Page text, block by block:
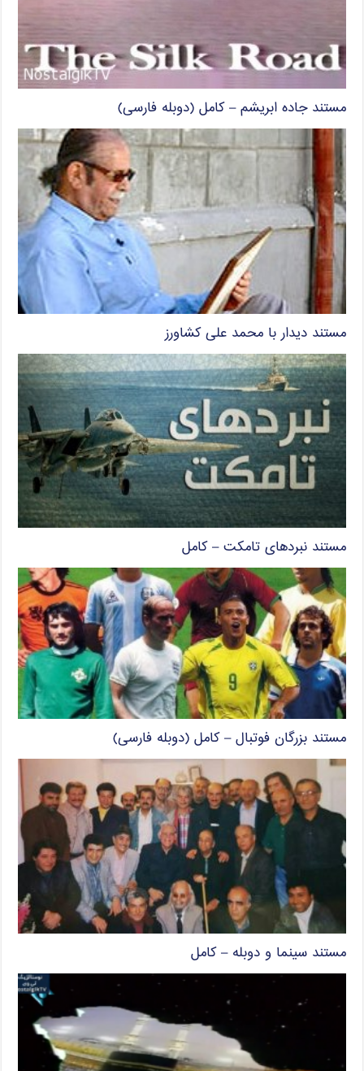
مستند جاده ابریشم – کامل (دوبله فارسی)
مستند دیدار با محمد علی کشاورز
مستند نبردهای تامکت – کامل
مستند بزرگان فوتبال – کامل (دوبله فارسی)
مستند سینما و دوبله – کامل